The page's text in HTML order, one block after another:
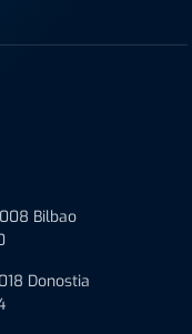
Bilbao
Donostia